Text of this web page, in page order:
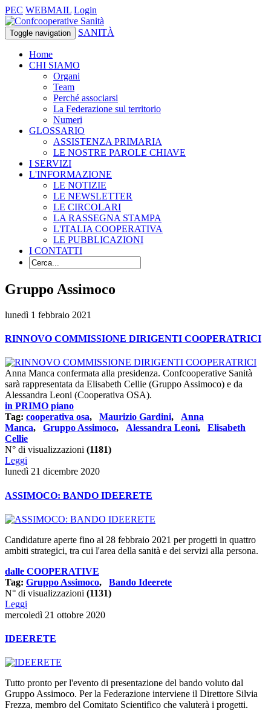
PEC WEBMAIL Login
Toggle navigation SANITÀ
Home
CHI SIAMO
Organi
Team
Perché associarsi
La Federazione sul territorio
Numeri
GLOSSARIO
ASSISTENZA PRIMARIA
LE NOSTRE PAROLE CHIAVE
I SERVIZI
L'INFORMAZIONE
LE NOTIZIE
LE NEWSLETTER
LE CIRCOLARI
LA RASSEGNA STAMPA
L'ITALIA COOPERATIVA
LE PUBBLICAZIONI
I CONTATTI
Gruppo Assimoco
lunedì 1 febbraio 2021
RINNOVO COMMISSIONE DIRIGENTI COOPERATRICI
Anna Manca confermata alla presidenza. Confcooperative Sanità
sarà rappresentata da Elisabeth Cellie (Gruppo Assimoco) e da
Alessandra Leoni (Cooperativa OSA).
in PRIMO piano
Tag: cooperativa osa, Maurizio Gardini, Anna
Manca, Gruppo Assimoco, Alessandra Leoni, Elisabeth
Cellie
N° di visualizzazioni (1181)
Leggi
lunedì 21 dicembre 2020
ASSIMOCO: BANDO IDEERETE
Candidature aperte fino al 28 febbraio 2021 per progetti in quattro
ambiti strategici, tra cui l'area della sanità e dei servizi alla persona.
dalle COOPERATIVE
Tag: Gruppo Assimoco, Bando Ideerete
N° di visualizzazioni (1131)
Leggi
mercoledì 21 ottobre 2020
IDEERETE
Tutto pronto per l'evento di presentazione del bando voluto dal
Gruppo Assimoco. Per la Federazione interviene il Direttore Silvia
Frezza, membro del Comitato Scientifico che valuterà i progetti.